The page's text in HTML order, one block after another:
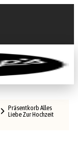
0
Präsentkorb Alles
Liebe Zur Hochzeit